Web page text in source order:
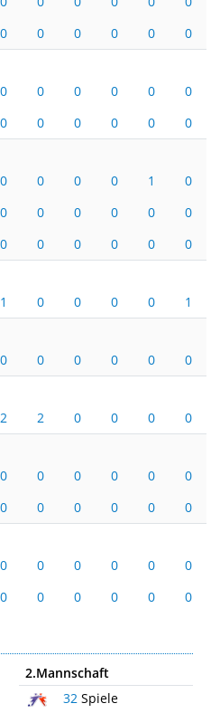
0 0 0 0 0
0
0 0 0 0 0
0
0 0 0 0 0
0
0 0 0 0 1
0
0 0 0 0 0
0
0 0 0 0 0
0
1 0 0 0 0
1
0 0 0 0 0
0
2 2 0 0 0
0
0 0 0 0 0
0
0 0 0 0 0
0
0 0 0 0 0
0
0 0 0 0 0 0
2.Mannschaft
32Spiele